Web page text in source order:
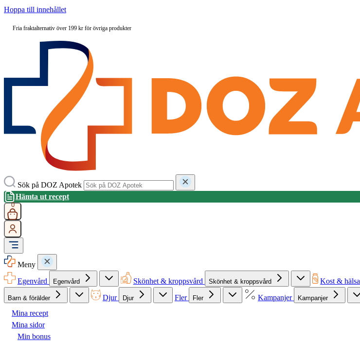
Hoppa till innehållet
Fria fraktalternativ över 199 kr för övriga produkter
Sök på DOZ Apotek
Hämta ut recept
0
Meny
Egenvård
Egenvård Skönhet & kroppsvård Skönhet & kroppsvård Kost & hälsa
Barn & förälder Djur Djur Fler Fler Kampanjer Kampanjer
Mina recept
Mina sidor
Min bonus